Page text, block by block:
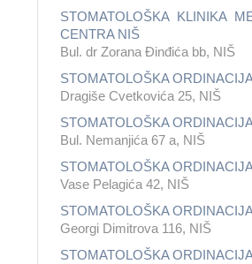
STOMATOLOŠKA KLINIKA
CENTRA NIŠ
Bul. dr Zorana Đinđića bb, NIŠ
STOMATOLOŠKA
Dragiše Cvetkovića 25, NIŠ
STOMATOLOŠKA
Bul. Nemanjića 67 a, NIŠ
STOMATOLOŠKA
Vase Pelagića 42, NIŠ
STOMATOLOŠKA
Georgi Dimitrova 116, NIŠ
STOMATOLOŠKA